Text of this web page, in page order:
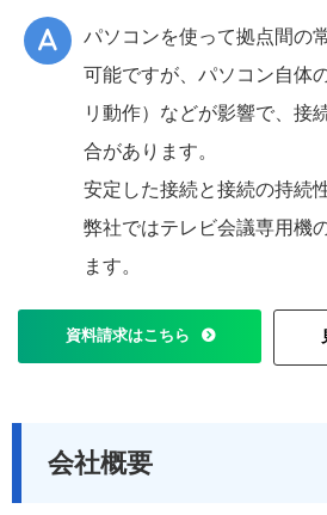
パソコンを使って拠点間の
可能ですが、パソコン自体
リ動作）などが影響で、接
合があります。
安定した接続と接続の持続
弊社ではテレビ会議専用機
ます。
資料請求はこちら
会社概要